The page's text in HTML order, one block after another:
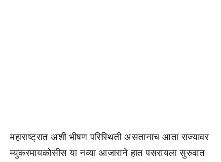
महाराष्ट्रात अशी भीषण परिस्थिती असतानाच आता राज्यावर
म्युकरमायकोसीस या नव्या आजाराने हात पसरायला सुरुवात